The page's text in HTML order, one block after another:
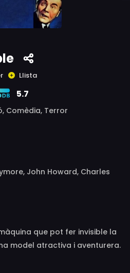
Llista
5.7
Comèdia, Terror
John Howard, Charles
Brophy, Donald
Shemp Howard, Anne
Montez, Charles Lane, Mary
Kay Leslie, Kay Linaker,
que pot fer invisible la
model atractiva i aventurera.